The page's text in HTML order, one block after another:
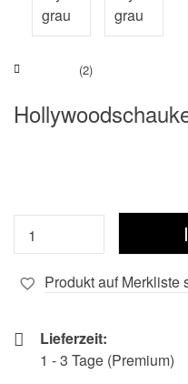
(2)
Produkt auf Merkliste
Lieferzeit:
1 - 3 Tage (Premium)